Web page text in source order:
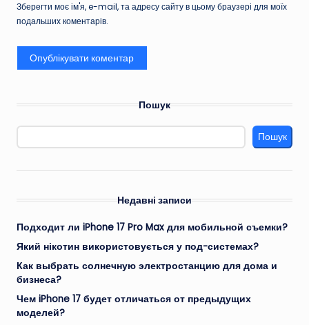
Зберегти моє ім'я, e-mail, та адресу сайту в цьому браузері для моїх
подальших коментарів.
Пошук
Пошук
Недавні записи
Подходит ли iPhone 17 Pro Max для мобильной съемки?
Який нікотин використовується у под-системах?
Как выбрать солнечную электростанцию для дома и
бизнеса?
Чем iPhone 17 будет отличаться от предыдущих
моделей?